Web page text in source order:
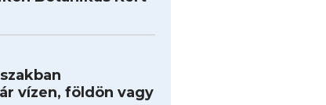
vízen, földön vagy